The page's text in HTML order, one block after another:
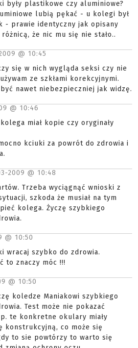
były plastikowe czy aluminiowe?
lubią pękać - u kolegi był
- prawie identyczny jak opisany
że nic mu się nie stało..
@ 10:45
się w nich wygląda seksi czy nie
ze szkłami korekcyjnymi.
nawet niebezpieczniej jak widzę.
@ 10:46
miał kopie czy oryginały
kciuki za powrót do zdrowia i
2009 @ 10:48
Trzeba wyciągnąć wnioski z
szkoda że musiał na tym
kolega. Życzę szybkiego
@ 10:50
wracaj szybko do zdrowia.
to znaczy móc !!!
@ 10:50
koledze Maniakowi szybkiego
Test może nie pokazać
te konkretne okulary miały
konstrukcyjną, co może się
to sie powtórzy to warto się